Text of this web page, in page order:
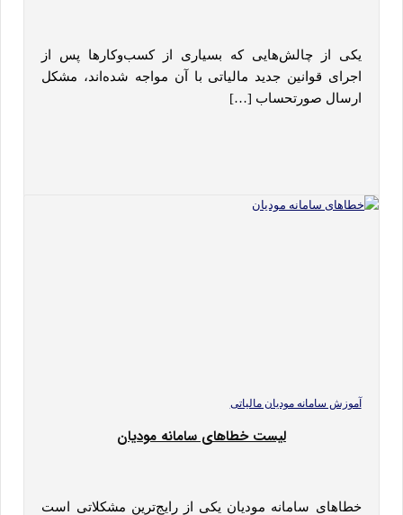
یکی از چالش‌هایی که بسیاری از کسب‌وکارها پس از
اجرای قوانین جدید مالیاتی با آن مواجه شده‌اند، مشکل
ارسال صورتحساب […]
آموزش سامانه مودیان مالیاتی
لیست خطاهای سامانه مودیان
خطاهای سامانه مودیان یکی از رایج‌ترین مشکلاتی است